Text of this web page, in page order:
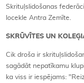
Skrituļslidošanas
locekle Antra Zemīte.
SKRŪVĪTES UN
Cik droša ir
sagādāt nepatīkamu
ka viss ir iespējams: